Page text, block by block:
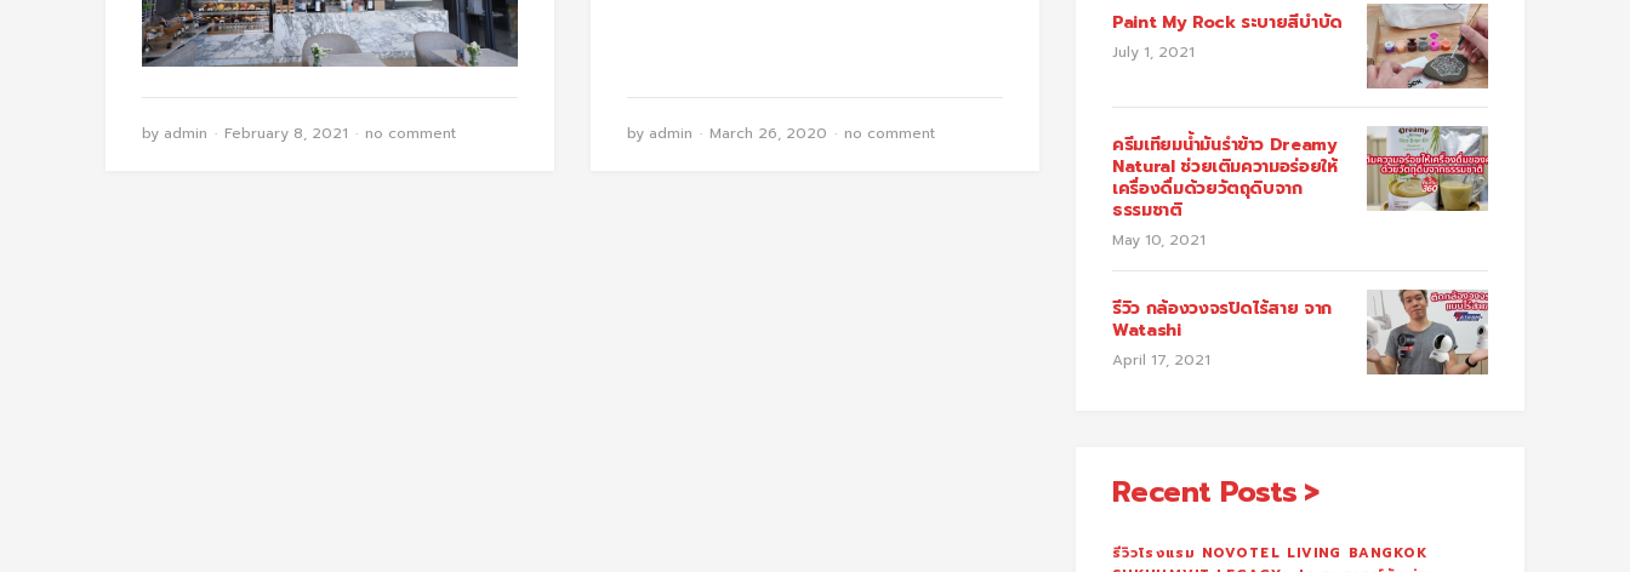
by admin February 8, 2021 no comment by admin March 26, 2020 no comment
Paint My Rock ระบายสีบำบัด
July 1, 2021
ครีมเทียมน้ำมันรำข้าว Dreamy
Natural ช่วยเติมความอร่อยให้
เครื่องดื่มด้วยวัตถุดิบจาก
ธรรมชาติ
May 10, 2021
รีวิว กล้องวงจรปิดไร้สาย จาก
Watashi
April 17, 2021
Recent Posts
รีวิวโรงแรม NOVOTEL LIVING BANGKOK